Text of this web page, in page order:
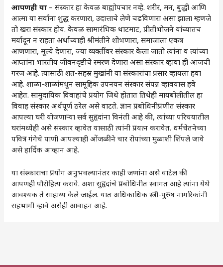
आपणही या – संस्कार हा केवळ बाह्योपचार नव्हे. शरीर, मन, बुद्धी आणि
आत्मा या सर्वांना शुद्ध करणारा, उदात्ताचे लेणे चढविणारा असा झाला म्हणजे
तो खरा संस्कार होय. केवळ सामारंभिक थाटमाट, प्रीतीभोजने यांच्यातच
मर्यादून न राहता अर्थाच्याही श्रीमंतीने शोभणारा, समाजाला एकत्र
आणणारा, मूल्ये देणारा, ज्या व्यक्तींवर संस्कार केला जातो त्यांना व त्यांच्या
आप्तांना भारतीय जीवनदृष्टीचे स्मरण देणारा असा संस्कार व्हावा ही आजची
गरज आहे. त्यासाठी शत-सहस्र मुखांनी या संस्कारांचा प्रसार व्हायला हवा
आहे. शाळा-शाळांमधून सामूहिक उपनयन संस्कार संपन्न व्हावयास हवे
आहेत. सामुदायिक विवाहांचे प्रयोग जिथे होतात तिथेही मायबोलीतील हा
विवाह संस्कार अर्थपूर्ण ठरेल असे वाटते. ज्ञान प्रबोधिनीप्रणीत संस्कार
आपल्या घरी योजणाऱ्या सर्व सुहृदांना विनंती आहे की, त्यांच्या परिचयातील
घरांमध्येही असे संस्कार व्हावेत यासाठी त्यांनी प्रयत्न करावेत. धर्मचेतनेच्या
पवित्र गंगेचे पाणी आपल्याही ओंजळीने चार रोपांच्या मुळाशी शिंपले जावे
असे हार्दिक आव्हान आहे.
या संस्काराचा प्रयोग अनुभवल्यानंतर काही जणांना असे वाटेल की
आपणही पौरोहित्य करावे. अशा सुहृदांचे प्रबोधिनीत स्वागत आहे त्यांना येथे
आवश्यक ते साहाय्य केले जाईल. यात अधिकाधिक स्त्री-पुरुष नागरिकांनी
सहभागी व्हावे असेही आवाहन आहे.